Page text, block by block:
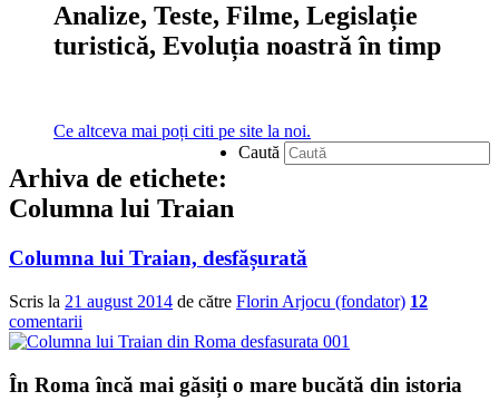
Analize, Teste, Filme, Legislație
turistică, Evoluția noastră în timp
Ce altceva mai poți citi pe site la noi.
Caută
Arhiva de etichete:
Columna lui Traian
Columna lui Traian, desfășurată
Scris la 21 august 2014 de către Florin Arjocu (fondator) 12
comentarii
În Roma încă mai găsiți o mare bucătă din istoria